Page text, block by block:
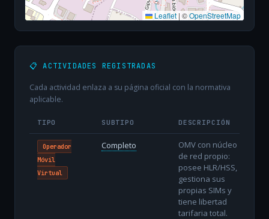
Leaflet | ©OpenStreetMap
📋 ACTIVIDADES REGISTRADAS
Cada actividad enlaza a su página oficial con la normativa
aplicable.
TIPO SUBTIPO DESCRIPCIÓN
Operador
Móvil
Virtual
Completo
OMV con núcleo
de red propio:
posee HLR/HSS,
gestiona sus
propias SIMs y
tiene libertad
tarifaria total.